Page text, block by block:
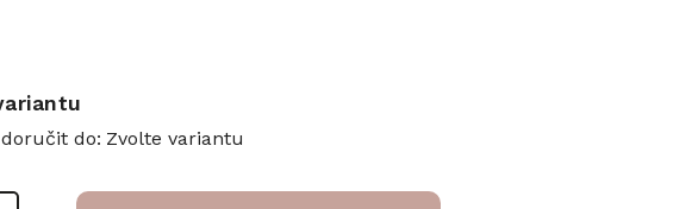
do: Zvolte variantu